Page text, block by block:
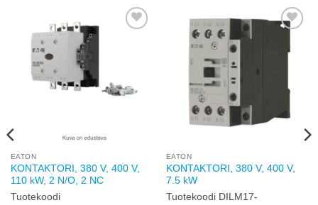
EATON
KONTAKTORI, 380 V, 400 V,
110 kW, 2 N/O, 2 NC
Tuotekoodi
EATON
KONTAKTORI, 380 V, 400 V,
7.5 kW
Tuotekoodi DILM17-